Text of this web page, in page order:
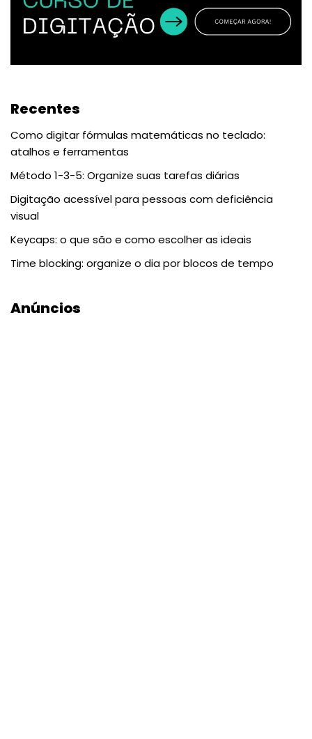
Recentes
Como digitar fórmulas matemáticas no teclado:
atalhos e ferramentas
Método 1-3-5: Organize suas tarefas diárias
Digitação acessível para pessoas com deficiência
visual
Keycaps: o que são e como escolher as ideais
Time blocking: organize o dia por blocos de tempo
Anúncios